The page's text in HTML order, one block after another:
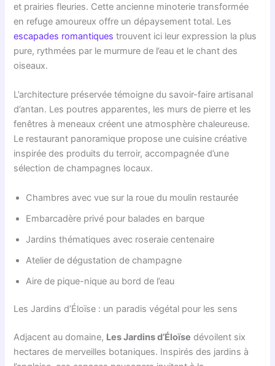
et prairies fleuries. Cette ancienne minoterie transformée
en refuge amoureux offre un dépaysement total. Les
escapades romantiques trouvent ici leur expression la plus
pure, rythmées par le murmure de l’eau et le chant des
oiseaux.
L’architecture préservée témoigne du savoir-faire artisanal
d’antan. Les poutres apparentes, les murs de pierre et les
fenêtres à meneaux créent une atmosphère chaleureuse.
Le restaurant panoramique propose une cuisine créative
inspirée des produits du terroir, accompagnée d’une
sélection de champagnes locaux.
Chambres avec vue sur la roue du moulin restaurée
Embarcadère privé pour balades en barque
Jardins thématiques avec roseraie centenaire
Atelier de dégustation de champagne
Aire de pique-nique au bord de l’eau
Les Jardins d’Éloïse : un paradis végétal pour les sens
Adjacent au domaine, Les Jardins d’Éloïse dévoilent six
hectares de merveilles botaniques. Inspirés des jardins à